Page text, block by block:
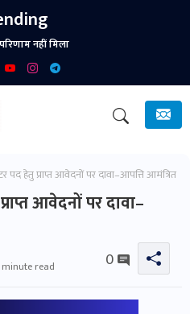
नहीं मिला
पद हेतु प्राप्त आवेदनों पर दावा–आपत्ति आमंत्रित
आवेदनों पर दावा–
minute read 0